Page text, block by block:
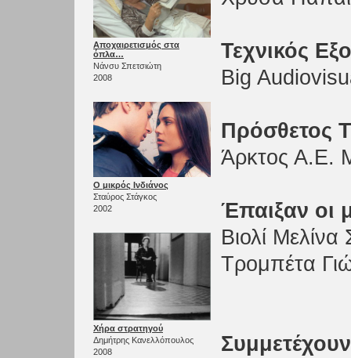
Αποχαιρετισμός στα
όπλα…
Νάνσυ Σπετσιώτη
2008
Ο μικρός Ινδιάνος
Σταύρος Στάγκος
2002
Χήρα στρατηγού
Δημήτρης Κανελλόπουλος
2008
Τεχνικός
Big
Πρόσθετος
Άρκτος Α.Ε.
Έπαιξαν οι
Βιολί
Τρομπέτα